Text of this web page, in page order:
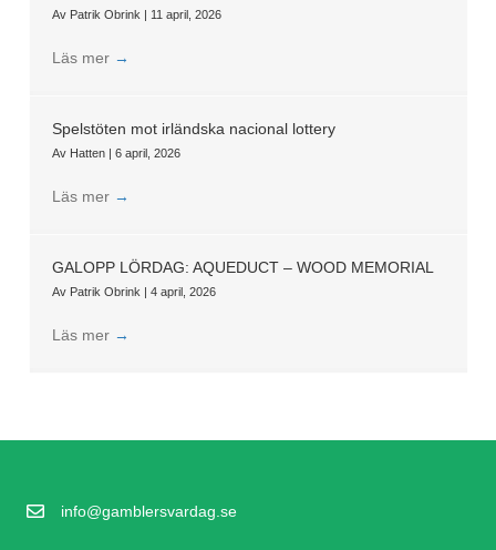
Av Patrik Obrink | 11 april, 2026
Läs mer →
Spelstöten mot irländska nacional lottery
Av Hatten | 6 april, 2026
Läs mer →
GALOPP LÖRDAG: AQUEDUCT – WOOD MEMORIAL
Av Patrik Obrink | 4 april, 2026
Läs mer →
info@gamblersvardag.se